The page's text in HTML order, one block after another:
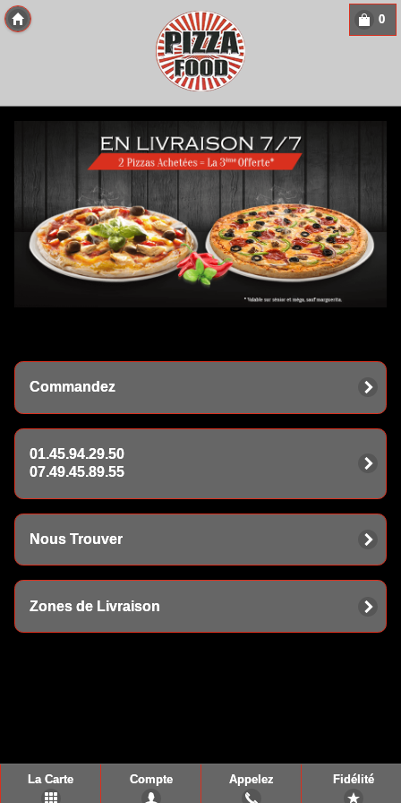
0
Commandez
01.45.94.29.50
07.49.45.89.55
Nous Trouver
Zones de Livraison
La Carte Compte Appelez Fidélité
Copyright 2013 Des-Click Com